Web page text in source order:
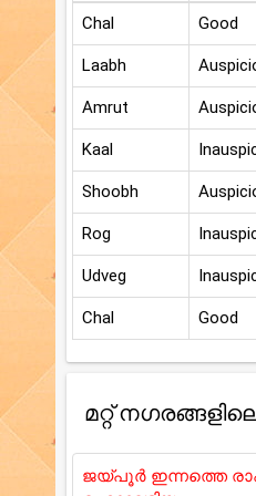
Chal Good
Laabh
Amrut
Kaal
Shoobh
Rog
Udveg
Chal Good
മറ്റ്
ജയ്പൂർ ഇന്നത്തെ